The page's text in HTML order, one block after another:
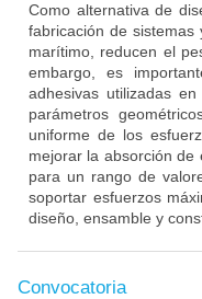
Como alternativa de
fabricación de
marítimo, reducen el
embargo, es
adhesivas utilizadas
parámetros
uniforme de los
mejorar la absorción
para un rango de
soportar esfuerzos
diseño, ensamble y
Convocatoria